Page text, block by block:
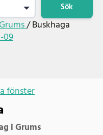
Sök
/Buskhaga
09
fönster
i Grums